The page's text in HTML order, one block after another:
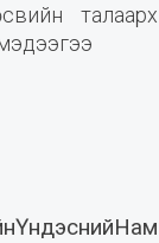
талаарх